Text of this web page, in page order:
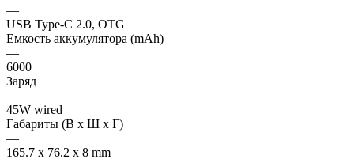
—
USB Type-C 2.0, OTG
Емкость аккумулятора (mAh)
—
6000
Заряд
—
45W wired
Габариты (В х Ш х Г)
—
165.7 x 76.2 x 8 mm